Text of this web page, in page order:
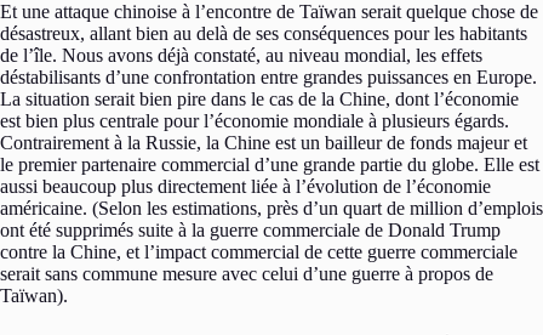
Et une attaque chinoise à l’encontre de Taïwan serait quelque chose de
désastreux, allant bien au delà de ses conséquences pour les habitants
de l’île. Nous avons déjà constaté, au niveau mondial, les effets
déstabilisants d’une confrontation entre grandes puissances en Europe.
La situation serait bien pire dans le cas de la Chine, dont l’économie
est bien plus centrale pour l’économie mondiale à plusieurs égards.
Contrairement à la Russie, la Chine est un bailleur de fonds majeur et
le premier partenaire commercial d’une grande partie du globe. Elle est
aussi beaucoup plus directement liée à l’évolution de l’économie
américaine. (Selon les estimations, près d’un quart de million d’emplois
ont été supprimés suite à la guerre commerciale de Donald Trump
contre la Chine, et l’impact commercial de cette guerre commerciale
serait sans commune mesure avec celui d’une guerre à propos de
Taïwan).